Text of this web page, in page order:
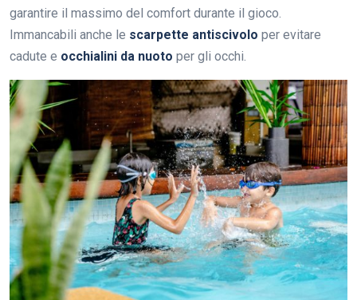
garantire il massimo del comfort durante il gioco.
Immancabili anche le scarpette antiscivolo per evitare
cadute e occhialini da nuoto per gli occhi.